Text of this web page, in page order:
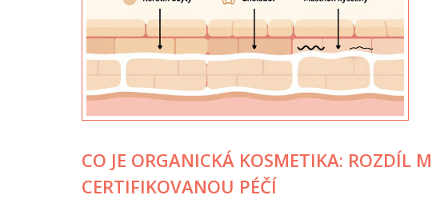
CO JE ORGANICKÁ KOSMETIKA: ROZDÍL
CERTIFIKOVANOU PÉČÍ